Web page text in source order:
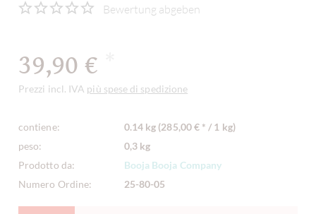
Bewertung abgeben
39,90 €
Prezzi incl. IVA più spese di spedizione
contiene:
0.14 kg (285,00 € * / 1 kg)
peso:
0,3 kg
Prodotto da:
Booja Booja Company
Numero Ordine:
25-80-05